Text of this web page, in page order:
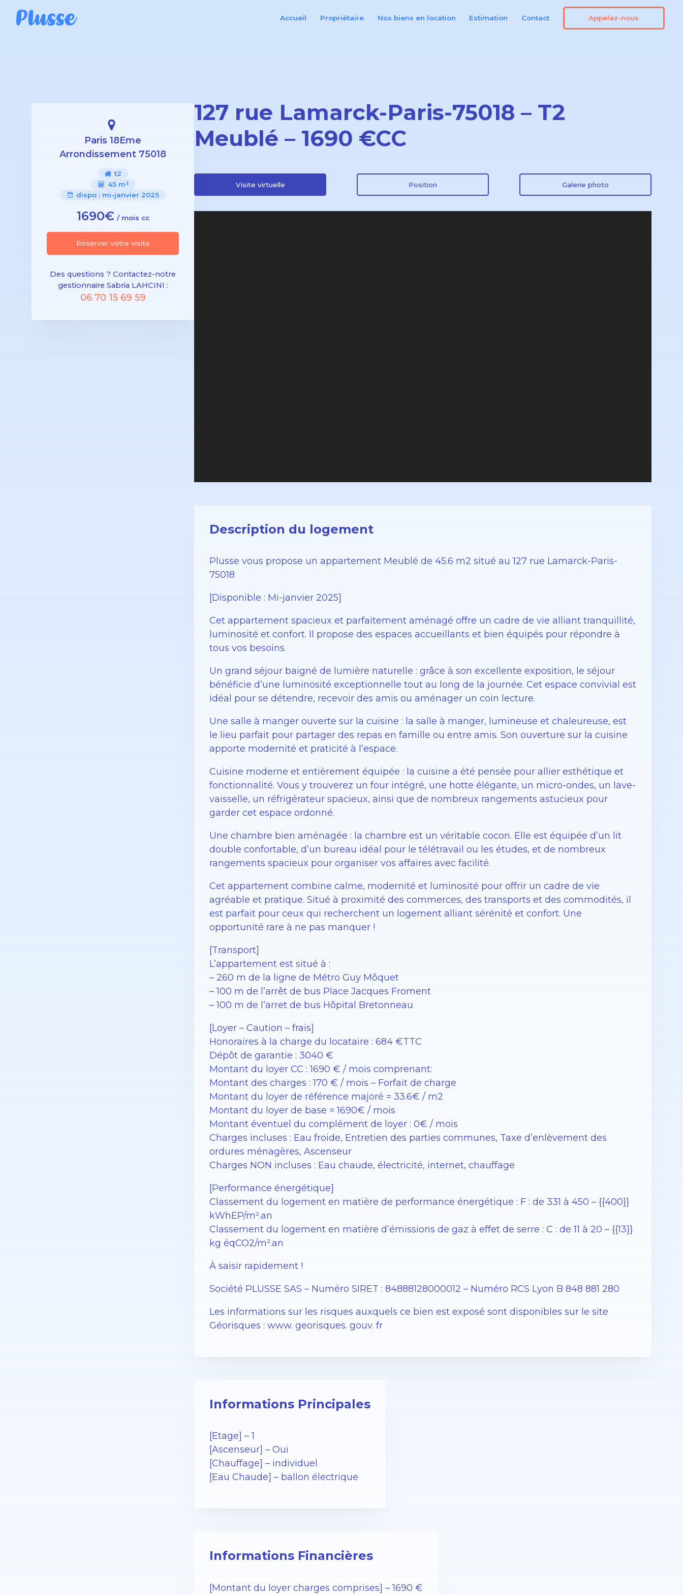
Accueil Propriétaire Nos biens en location Estimation Contact Appelez-nous
Paris 18Eme
Arrondissement 75018
t2
45 m²
dispo : mi-janvier 2025
1690€ / mois cc
Réserver votre visite
Des questions ? Contactez-notre
gestionnaire Sabria LAHCINI :
06 70 15 69 59
127 rue Lamarck-Paris-75018 – T2
Meublé – 1690 €CC
Visite virtuelle Position Galerie photo
Description du logement
Plusse vous propose un appartement Meublé de 45.6 m2 situé au 127 rue Lamarck-Paris-
75018
[Disponible : Mi-janvier 2025]
Cet appartement spacieux et parfaitement aménagé offre un cadre de vie alliant tranquillité,
luminosité et confort. Il propose des espaces accueillants et bien équipés pour répondre à
tous vos besoins.
Un grand séjour baigné de lumière naturelle : grâce à son excellente exposition, le séjour
bénéficie d’une luminosité exceptionnelle tout au long de la journée. Cet espace convivial est
idéal pour se détendre, recevoir des amis ou aménager un coin lecture.
Une salle à manger ouverte sur la cuisine : la salle à manger, lumineuse et chaleureuse, est
le lieu parfait pour partager des repas en famille ou entre amis. Son ouverture sur la cuisine
apporte modernité et praticité à l’espace.
Cuisine moderne et entièrement équipée : la cuisine a été pensée pour allier esthétique et
fonctionnalité. Vous y trouverez un four intégré, une hotte élégante, un micro-ondes, un lave-
vaisselle, un réfrigérateur spacieux, ainsi que de nombreux rangements astucieux pour
garder cet espace ordonné.
Une chambre bien aménagée : la chambre est un véritable cocon. Elle est équipée d’un lit
double confortable, d’un bureau idéal pour le télétravail ou les études, et de nombreux
rangements spacieux pour organiser vos affaires avec facilité.
Cet appartement combine calme, modernité et luminosité pour offrir un cadre de vie
agréable et pratique. Situé à proximité des commerces, des transports et des commodités, il
est parfait pour ceux qui recherchent un logement alliant sérénité et confort. Une
opportunité rare à ne pas manquer !
[Transport]
L’appartement est situé à :
– 260 m de la ligne de Métro Guy Môquet
– 100 m de l’arrêt de bus Place Jacques Froment
– 100 m de l’arret de bus Hôpital Bretonneau
[Loyer – Caution – frais]
Honoraires à la charge du locataire : 684 €TTC
Dépôt de garantie : 3040 €
Montant du loyer CC : 1690 € / mois comprenant:
Montant des charges : 170 € / mois – Forfait de charge
Montant du loyer de référence majoré = 33.6€ / m2
Montant du loyer de base = 1690€ / mois
Montant éventuel du complément de loyer : 0€ / mois
Charges incluses : Eau froide, Entretien des parties communes, Taxe d’enlèvement des
ordures ménagères, Ascenseur
Charges NON incluses : Eau chaude, électricité, internet, chauffage
[Performance énergétique]
Classement du logement en matière de performance énergétique : F : de 331 à 450 – {{400}}
kWhEP/m².an
Classement du logement en matière d’émissions de gaz à effet de serre : C : de 11 à 20 – {{13}}
kg éqCO2/m².an
À saisir rapidement !
Société PLUSSE SAS – ​​Numéro SIRET : 84888128000012 – Numéro RCS Lyon B 848 881 280
Les informations sur les risques auxquels ce bien est exposé sont disponibles sur le site
Géorisques : www. georisques. gouv. fr
Informations Principales
[Etage] – 1
[Ascenseur] – Oui
[Chauffage] – individuel
[Eau Chaude] – ballon électrique
Informations Financières
[Montant du loyer charges comprises] – 1690 €